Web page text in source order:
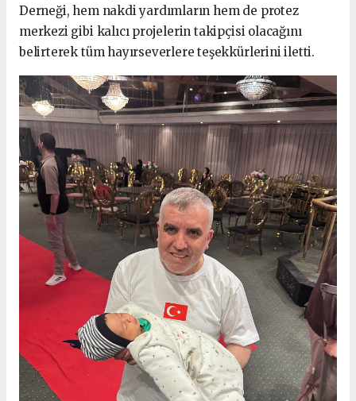
Derneği, hem nakdi yardımların hem de protez
merkezi gibi kalıcı projelerin takipçisi olacağını
belirterek tüm hayırseverlere teşekkürlerini iletti.